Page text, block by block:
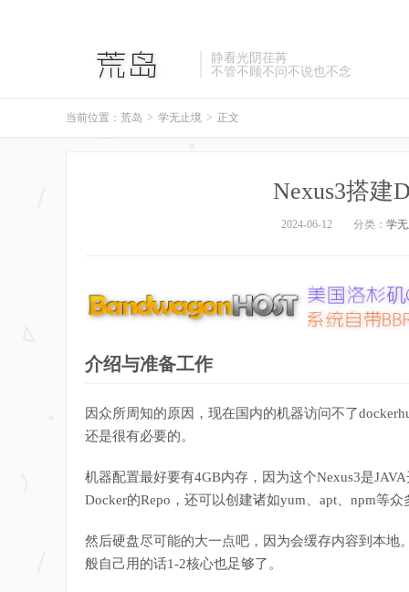
静看光阴荏苒
不管不顾不问不说也不念
当前位置： 荒岛 > 学无止境 > 正文
Nexus3搭建
2024-06-12 分类： 学
介绍与准备工作
因众所周知的原因，现在国内的机器访问不了
还是很有必要的。
机器配置最好要有4GB内存，因为这个Nexus3是
Docker的Repo，还可以创建诸如yum、apt、npm等
然后硬盘尽可能的大一点吧，因为会缓存内容到本地
般自己用的话1-2核心也足够了。